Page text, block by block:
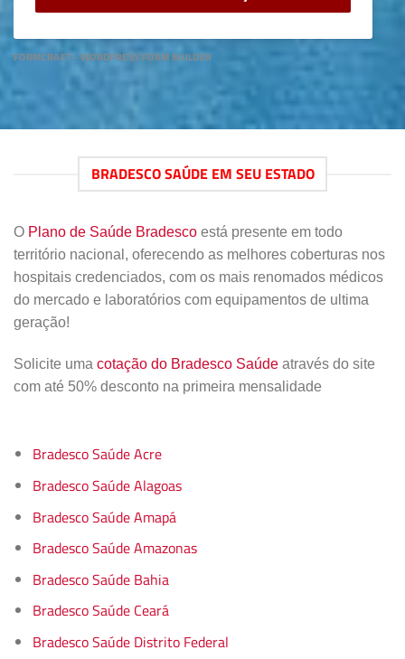
FORMCRAFT - WORDPRESS FORM BUILDER
BRADESCO SAÚDE EM SEU ESTADO
O Plano de Saúde Bradesco está presente em todo
território nacional, oferecendo as melhores coberturas nos
hospitais credenciados, com os mais renomados médicos
do mercado e laboratórios com equipamentos de ultima
geração!
Solicite uma cotação do Bradesco Saúde através do site
com até 50% desconto na primeira mensalidade
Bradesco Saúde Acre
Bradesco Saúde Alagoas
Bradesco Saúde Amapá
Bradesco Saúde Amazonas
Bradesco Saúde Bahia
Bradesco Saúde Ceará
Bradesco Saúde Distrito Federal